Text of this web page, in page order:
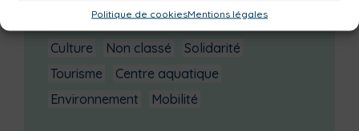
Politique de cookiesMentions légales
Déchèteries
Familles
Institutionnel
Culture
Non classé
Solidarité
Tourisme
Centre aquatique
Environnement
Mobilité